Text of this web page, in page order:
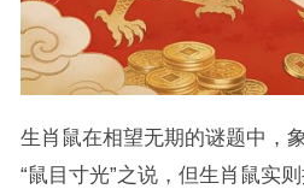
生肖鼠在相望无期的谜题中，
“鼠目寸光”之说，但生肖鼠实